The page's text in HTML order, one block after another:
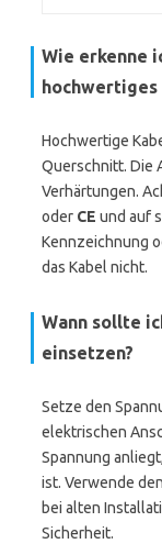
Wie erkenne
hochwertiges
Hochwertige
Querschnitt. Die
Verhärtungen.
oder CE und auf
Kennzeichnung
das Kabel nicht.
Wann sollte
einsetzen?
Setze den
elektrischen
Spannung
ist. Verwende
bei alten
Sicherheit.